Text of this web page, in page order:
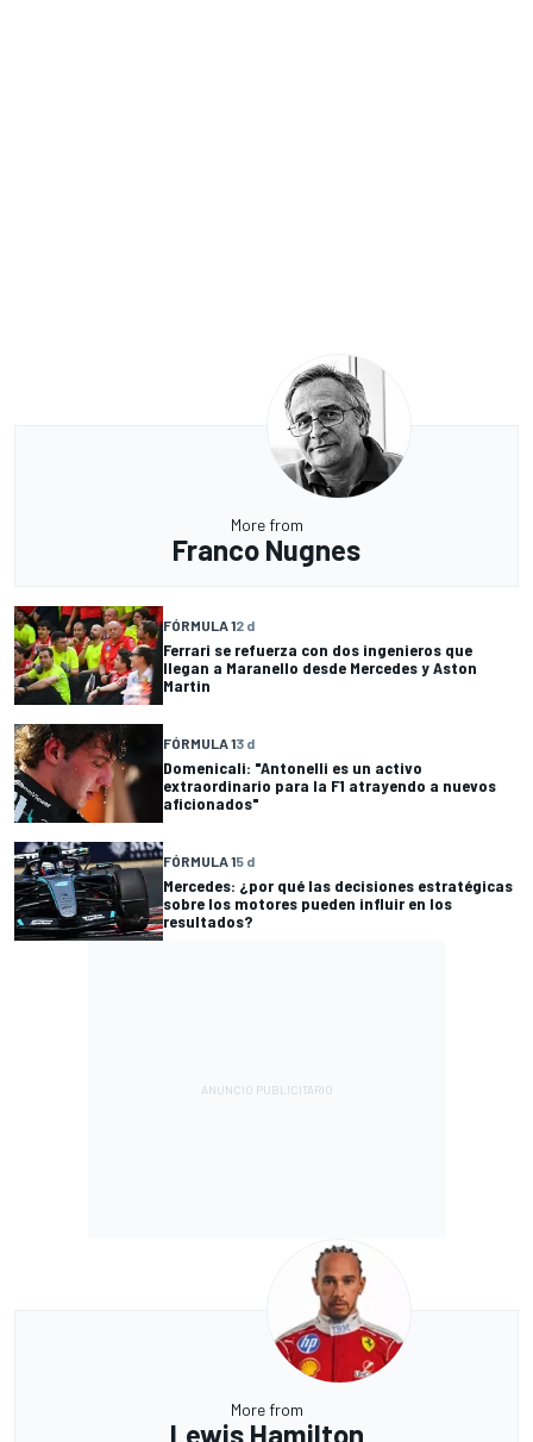
More from
Franco Nugnes
FÓRMULA 12 d
Ferrari se refuerza con dos ingenieros que
llegan a Maranello desde Mercedes y Aston
Martin
FÓRMULA 13 d
Domenicali: "Antonelli es un activo
extraordinario para la F1 atrayendo a nuevos
aficionados"
FÓRMULA 15 d
Mercedes: ¿por qué las decisiones estratégicas
sobre los motores pueden influir en los
resultados?
More from
Lewis Hamilton